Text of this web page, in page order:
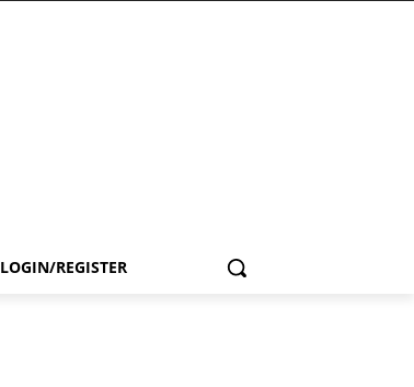
LOGIN/REGISTER